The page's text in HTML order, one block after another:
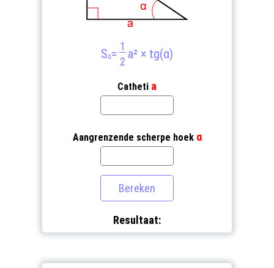
SΔ=
1
2
a² × tg(α)
Catheti a
Aangrenzende scherpe hoek α
Resultaat: